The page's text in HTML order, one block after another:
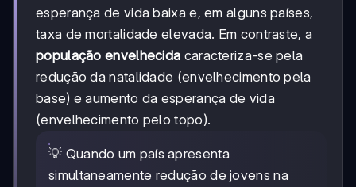
esperança de vida baixa e, em alguns países,
taxa de mortalidade elevada. Em contraste, a
população envelhecida caracteriza-se pela
redução da natalidade (envelhecimento pela
base) e aumento da esperança de vida
(envelhecimento pelo topo).
💡 Quando um país apresenta
simultaneamente redução de jovens na